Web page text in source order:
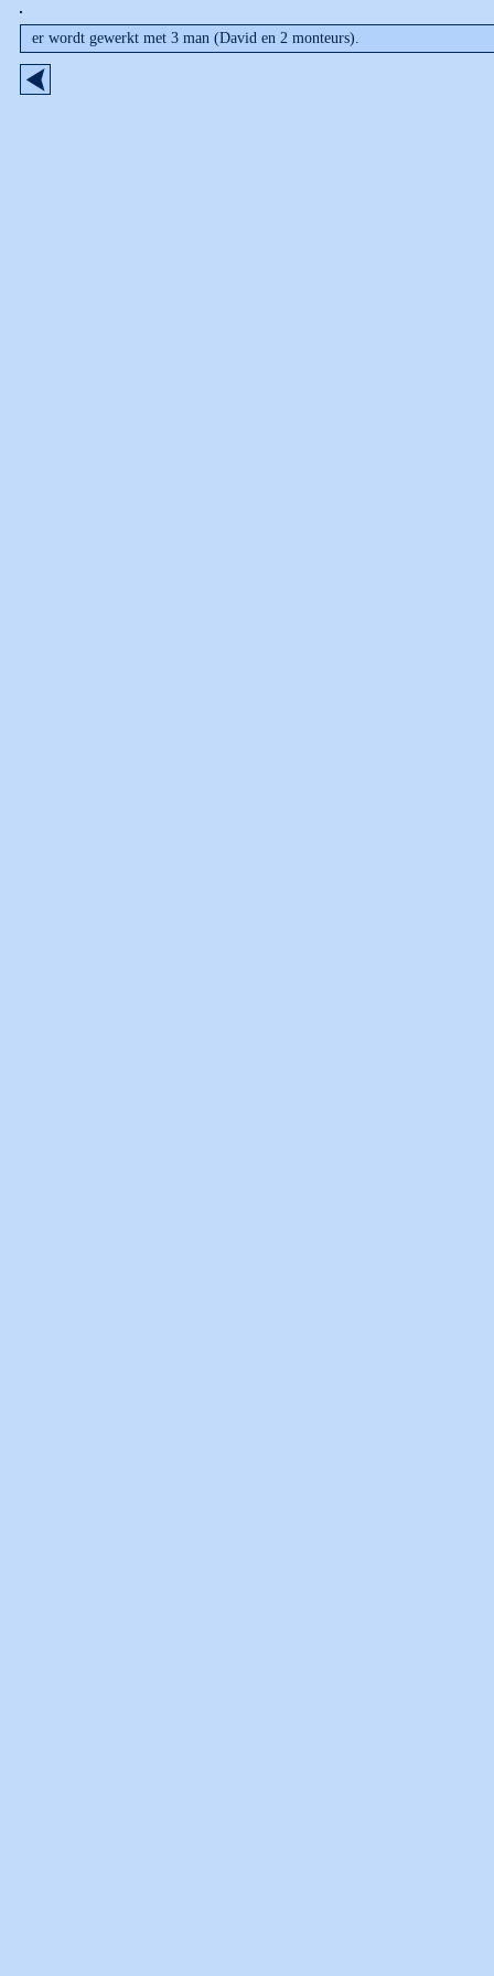
er wordt gewerkt met 3 man (David en 2 monteurs).